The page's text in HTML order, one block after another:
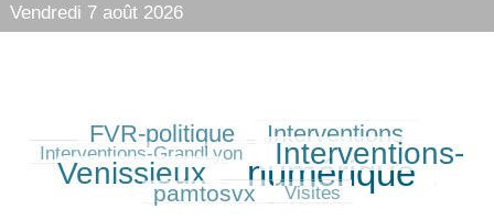
Vendredi 7 août 2026
FVR-politique Interventions
Interventions-GrandLyon
382/530 Interventions-
Venissieux
530/530 numérique
196/530
pamtosvx Visites